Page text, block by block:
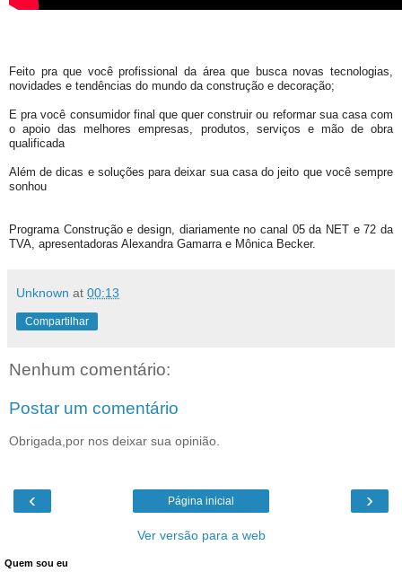
Feito pra que você profissional da área que busca novas tecnologias,
novidades e tendências do mundo da construção e decoração;
E pra você consumidor final que quer construir ou reformar sua casa com
o apoio das melhores empresas, produtos, serviços e mão de obra
qualificada
Além de dicas e soluções para deixar sua casa do jeito que você sempre
sonhou
Programa Construção e design, diariamente no canal 05 da NET e 72 da
TVA, apresentadoras Alexandra Gamarra e Mônica Becker.
Unknown at 00:13
Compartilhar
Nenhum comentário:
Postar um comentário
Obrigada,por nos deixar sua opinião.
‹ ›
Página inicial
Ver versão para a web
Quem sou eu